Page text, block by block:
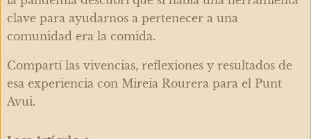
clave para ayudarnos a pertenecer a una
comunidad era la comida.
Compartí las vivencias, reflexiones y resultados de
esa experiencia con Mireia Rourera para el Punt
Avui.